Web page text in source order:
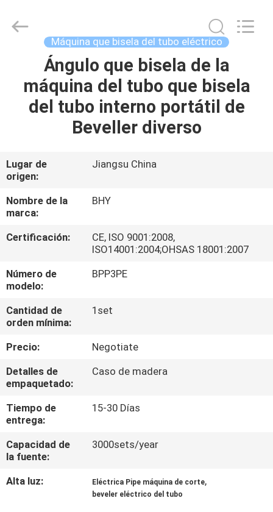
HOGAR
PRODUCTOS
NOSOTROS
VIAJE
DE
LA
FÁBRICA
CONTROL
DE
CALIDAD
MAPA
DEL
SITIO
POLÍTICAS
DE
Bohyar
Engineering
Technology(Suzhou)Co.,Máquina que bisela del tubo eléctrico
Ángulo que bisela de la
máquina del tubo que bisela
del tubo interno portátil de
Beveller diverso
Lugar de
origen:
Jiangsu China
Nombre de la
marca:
BHY
Certificación:
CE, ISO 9001:2008,
ISO14001:2004;OHSAS 18001:2007
Número de
modelo:
BPP3PE
Cantidad de
orden mínima:
1set
Precio:
Negotiate
Detalles de
empaquetado:
Caso de madera
Tiempo de
entrega:
15-30 Días
Capacidad de
la fuente:
3000sets/year
Alta luz: Eléctrica Pipe máquina de corte,
beveler eléctrico del tubo